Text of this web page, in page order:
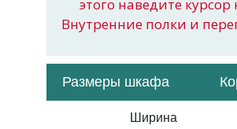
этого наведите
Внутренние полки и
Размеры шкафа
Ширина